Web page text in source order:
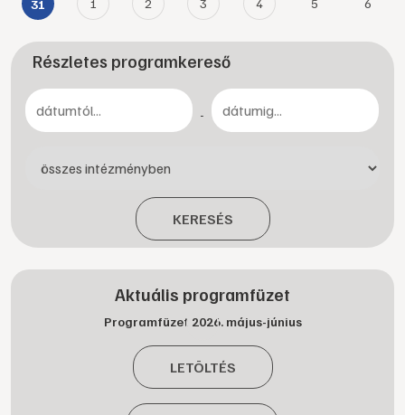
31 1 2 3 4 5 6
Részletes programkereső
-
KERESÉS
Aktuális programfüzet
Programfüzet 2026. május-június
LETÖLTÉS